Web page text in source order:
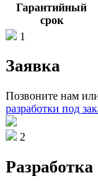
Гарантийный
срок
1
Заявка
Позвоните нам
разработки под
2
Разработка